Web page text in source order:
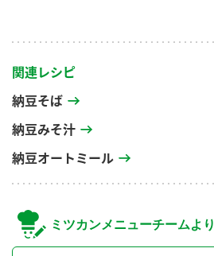
関連レシピ
納豆そば
納豆みそ汁
納豆オートミール
ミツカンメニューチームより